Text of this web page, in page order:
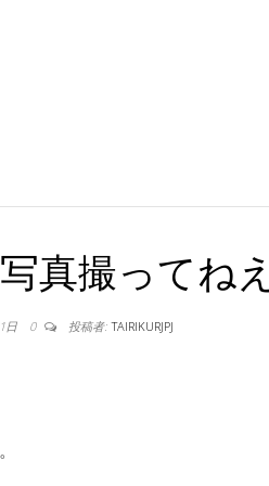
真撮ってね
日 0 投稿者: TAIRIKURJPJ